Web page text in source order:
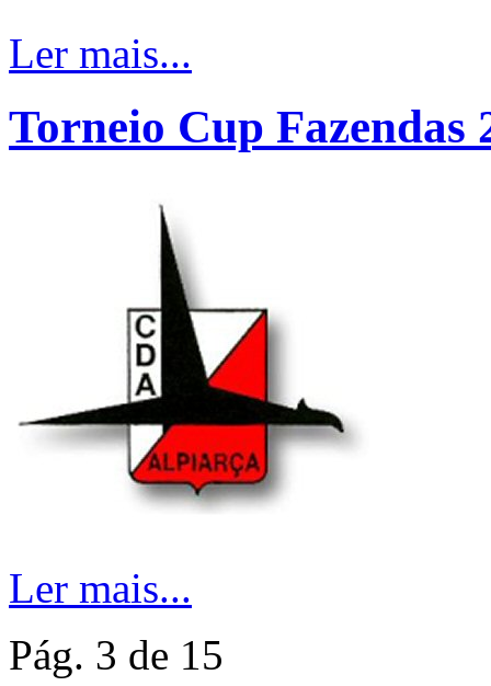
Ler mais...
Torneio Cup Fazendas
Ler mais...
Pág. 3 de 15